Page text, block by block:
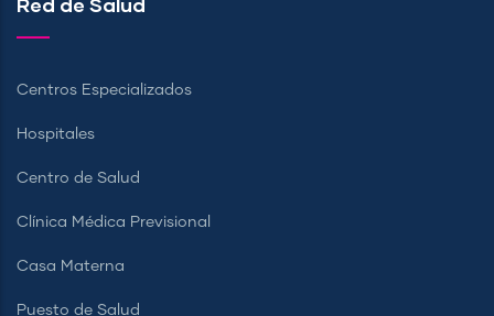
Centros Especializados
Hospitales
Centro de Salud
Clínica Médica Previsional
Casa Materna
Puesto de Salud